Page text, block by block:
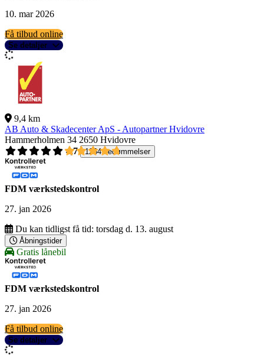
10. mar 2026
Få tilbud online
Se detaljer
9,4 km
AB Auto & Skadecenter ApS - Autopartner Hvidovre
Hammerholmen 34 2650 Hvidovre
4,7
1264 bedømmelser
FDM værkstedskontrol
27. jan 2026
Du kan tidligst få tid: torsdag d. 13. august
Åbningstider
Gratis lånebil
FDM værkstedskontrol
27. jan 2026
Få tilbud online
Se detaljer